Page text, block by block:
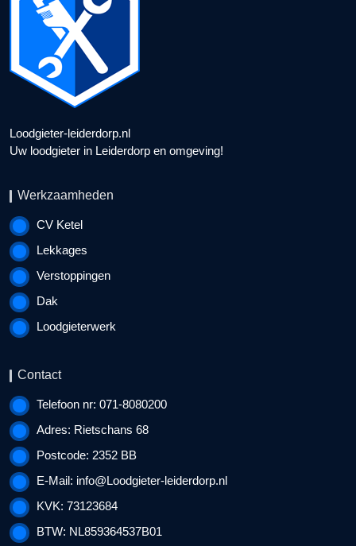
Loodgieter-leiderdorp.nl
Uw loodgieter in Leiderdorp en omgeving!
Werkzaamheden
CV Ketel
Lekkages
Verstoppingen
Dak
Loodgieterwerk
Contact
Telefoon nr: 071-8080200
Adres: Rietschans 68
Postcode: 2352 BB
E-Mail: info@Loodgieter-leiderdorp.nl
KVK: 73123684
BTW: NL859364537B01